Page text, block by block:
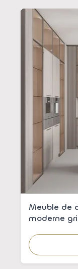
Meuble de
moderne